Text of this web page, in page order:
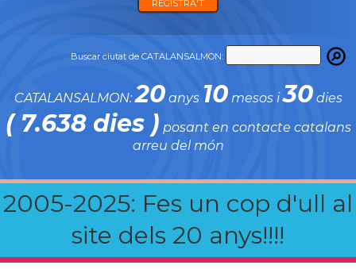
REGISTRA'T
Buscar ciutat de CATALANSALMON:
CATALANSALMON:20anys 10mesos i30dies
( 7.638 dies ) posant en contacte catalans
arreu del món
2005-2025: Fes un cop d'ull al
site dels 20 anys!!!!